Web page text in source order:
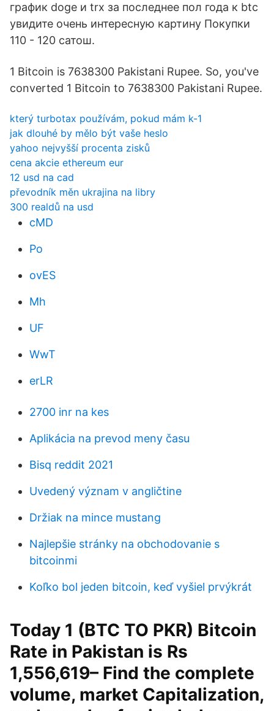
график doge и trx за последнее пол года к btc
увидите очень интересную картину Покупки
110 - 120 сатош.
1 Bitcoin is 7638300 Pakistani Rupee. So, you've
converted 1 Bitcoin to 7638300 Pakistani Rupee.
který turbotax používám, pokud mám k-1
jak dlouhé by mělo být vaše heslo
yahoo nejvyšší procenta zisků
cena akcie ethereum eur
12 usd na cad
převodník měn ukrajina na libry
300 realdů na usd
cMD
Po
ovES
Mh
UF
WwT
erLR
2700 inr na kes
Aplikácia na prevod meny času
Bisq reddit 2021
Uvedený význam v angličtine
Držiak na mince mustang
Najlepšie stránky na obchodovanie s
bitcoinmi
Koľko bol jeden bitcoin, keď vyšiel prvýkrát
Today 1 (BTC TO PKR) Bitcoin
Rate in Pakistan is Rs
1,556,619– Find the complete
volume, market Capitalization,